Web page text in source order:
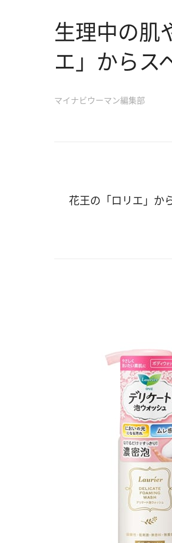
生理中の肌
エ」からス
マイナビウーマン編集部
花王の「ロリエ」か